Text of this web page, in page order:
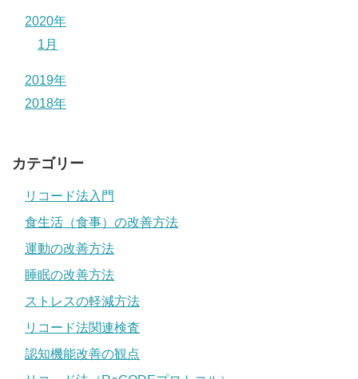
2020年
1月
2019年
2018年
カテゴリー
リコード法入門
食生活（食事）の改善方法
運動の改善方法
睡眠の改善方法
ストレスの軽減方法
リコード法関連検査
認知機能改善の観点